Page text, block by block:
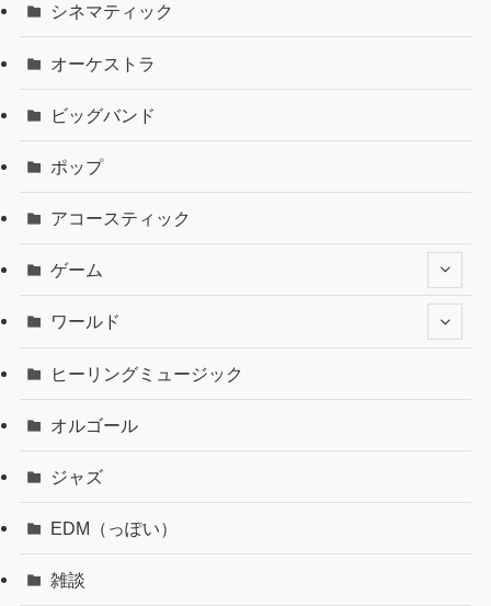
シネマティック
オーケストラ
ビッグバンド
ポップ
アコースティック
ゲーム
ワールド
ヒーリングミュージック
オルゴール
ジャズ
EDM（っぽい）
雑談